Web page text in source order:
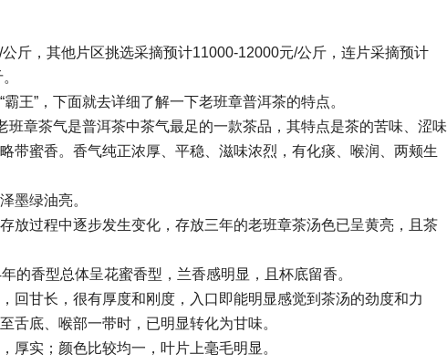
斤，其他片区挑选采摘预计11000-12000元/公斤，连片采摘预计
王”，下面就去详细了解一下老班章普洱茶的特点。
班章茶气是普洱茶中茶气最足的一款茶品，其特点是茶的苦味、涩味
带蜜香。香气纯正浓厚、平稳、滋味浓烈，有化痰、喉润、两颊生
墨绿油亮。
放过程中逐步发生变化，存放三年的老班章茶汤色已呈黄亮，且茶
的香型总体呈花蜜香型，兰香感明显，且杯底留香。
回甘长，很有厚度和刚度，入口即能明显感觉到茶汤的劲度和力
舌底、喉部一带时，已明显转化为甘味。
厚实；颜色比较均一，叶片上毫毛明显。